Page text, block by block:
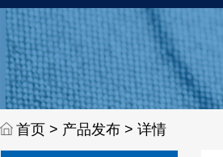
首页 > 产品发布 > 详情